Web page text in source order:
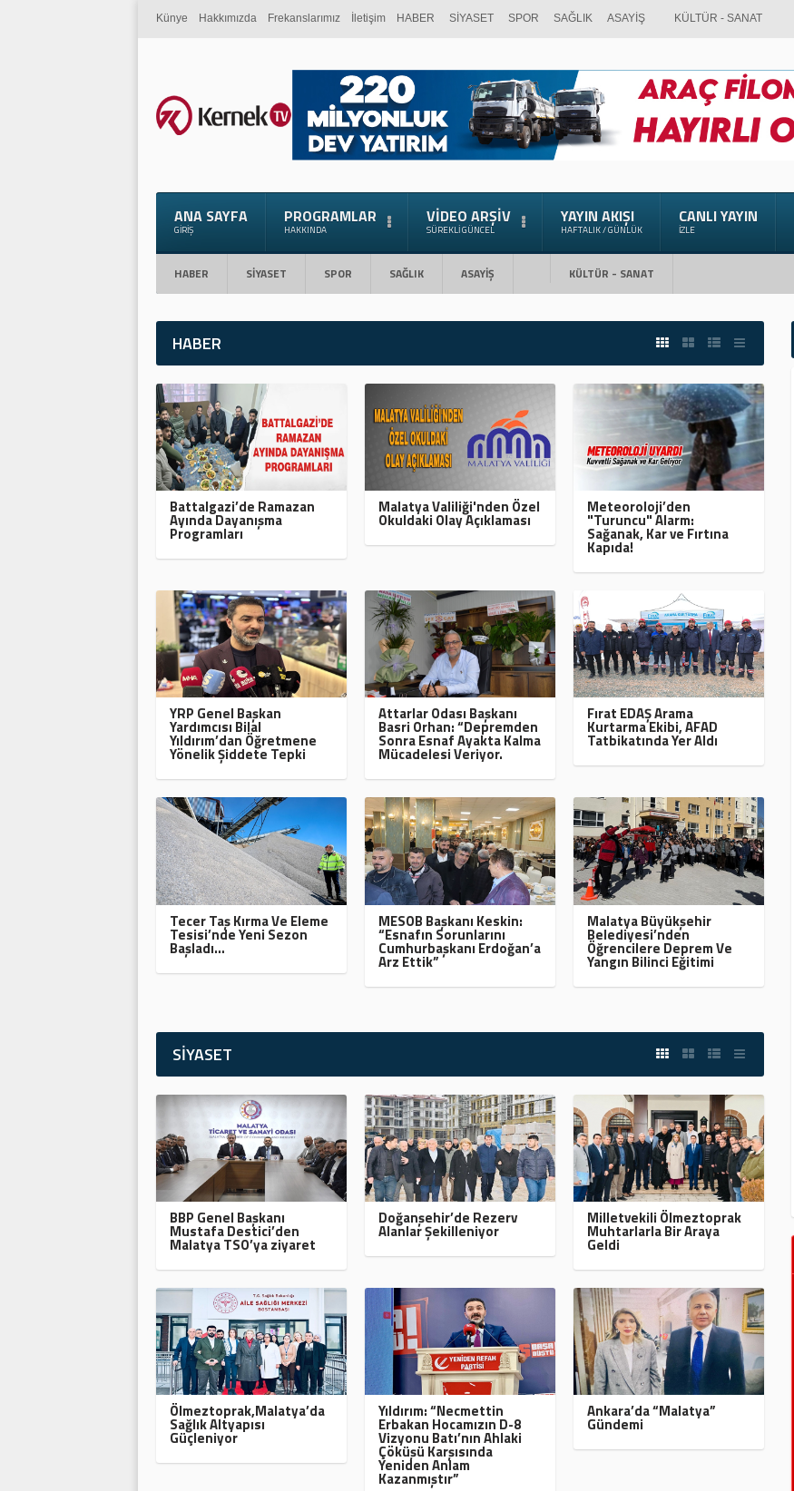
Künye Hakkımızda Frekanslarımız İletişim HABER SİYASET SPOR SAĞLIK ASAYİŞ KÜLTÜR - SANAT
ANA SAYFA
GIRIŞ
PROGRAMLAR
HAKKINDA
VIDEO ARŞIV
SÜREKLI GÜNCEL
YAYIN AKIŞI
HAFTALIK / GÜNLÜK
CANLI YAYIN
İZLE
HABER SİYASET SPOR SAĞLIK ASAYİŞ KÜLTÜR - SANAT
HABER
Battalgazi’de Ramazan
Ayında Dayanışma
Programları
Malatya Valiliği'nden Özel
Okuldaki Olay Açıklaması
Meteoroloji’den
"Turuncu" Alarm:
Sağanak, Kar ve Fırtına
Kapıda!
YRP Genel Başkan
Yardımcısı Bilal
Yıldırım’dan Öğretmene
Yönelik Şiddete Tepki
Attarlar Odası Başkanı
Basri Orhan: “Depremden
Sonra Esnaf Ayakta Kalma
Mücadelesi Veriyor.
Fırat EDAŞ Arama
Kurtarma Ekibi, AFAD
Tatbikatında Yer Aldı
Tecer Taş Kırma Ve Eleme
Tesisi’nde Yeni Sezon
Başladı…
MESOB Başkanı Keskin:
“Esnafın Sorunlarını
Cumhurbaşkanı Erdoğan’a
Arz Ettik”
Malatya Büyükşehir
Belediyesi’nden
Öğrencilere Deprem Ve
Yangın Bilinci Eğitimi
SİYASET
BBP Genel Başkanı
Mustafa Destici’den
Malatya TSO’ya ziyaret
Doğanşehir’de Rezerv
Alanlar Şekilleniyor
Milletvekili Ölmeztoprak
Muhtarlarla Bir Araya
Geldi
Ölmeztoprak,Malatya’da
Sağlık Altyapısı
Güçleniyor
Yıldırım: “Necmettin
Erbakan Hocamızın D-8
Vizyonu Batı’nın Ahlaki
Çöküşü Karşısında
Yeniden Anlam
Kazanmıştır”
Ankara’da “Malatya”
Gündemi